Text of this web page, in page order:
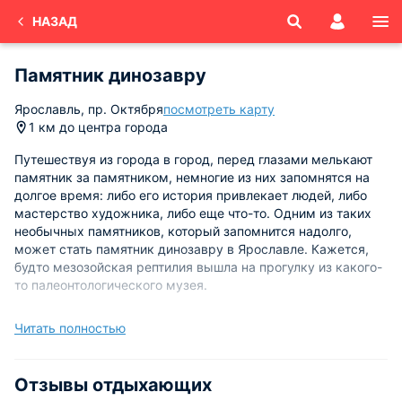
НАЗАД
Памятник динозавру
Ярославль, пр. Октябряпосмотреть карту
1 км до центра города
Путешествуя из города в город, перед глазами мелькают
памятник за памятником, немногие из них запомнятся на
долгое время: либо его история привлекает людей, либо
мастерство художника, либо еще что-то. Одним из таких
необычных памятников, который запомнится надолго,
может стать памятник динозавру в Ярославле. Кажется,
будто мезозойская рептилия вышла на прогулку из какого-
то палеонтологического музея.
Скелет находится на проспекте Октября и стоит на страже
Государственного архива Ярославской области. Памятник
древнее, ископаемое существо. Автором этого ящера
является простой автослесарь, сварщик и водитель Денис
Читать полностью
Отзывы отдыхающих